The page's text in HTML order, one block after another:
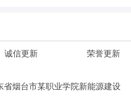
诚信更新 荣誉更新
烟台市某职业学院新能源建设